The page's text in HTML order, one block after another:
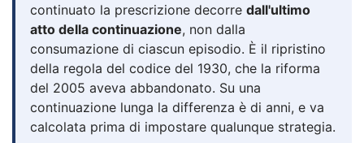
continuato la prescrizione decorre dall'ultimo
atto della continuazione, non dalla
consumazione di ciascun episodio. È il ripristino
della regola del codice del 1930, che la riforma
del 2005 aveva abbandonato. Su una
continuazione lunga la differenza è di anni, e va
calcolata prima di impostare qualunque strategia.